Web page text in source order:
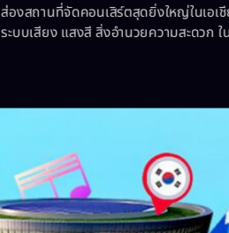
ส่องสถานที่จัดคอนเสิร์ตสุดยิ่งใหญ่ในเอเ
ระบบเสียง แสงสี สิ่งอำนวยความสะดวก